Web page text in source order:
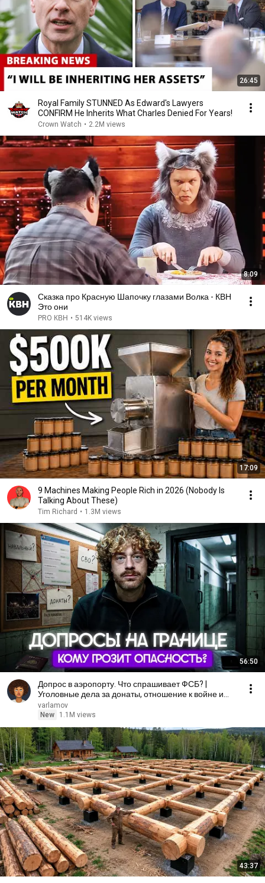
26:45
Royal Family STUNNED As Edward's Lawyers
CONFIRM He Inherits What Charles Denied For Years!
Crown Watch • 2.2M views
8:09
Сказка про Красную Шапочку глазами Волка - КВН
Это они
PRO КВН • 514K views
17:09
9 Machines Making People Rich in 2026 (Nobody Is
Talking About These)
Tim Richard • 1.3M views
56:50
Допрос в аэропорту. Что спрашивает ФСБ? |
Уголовные дела за донаты, отношение к войне и
Навальному
varlamov
New
1.1M views
43:37